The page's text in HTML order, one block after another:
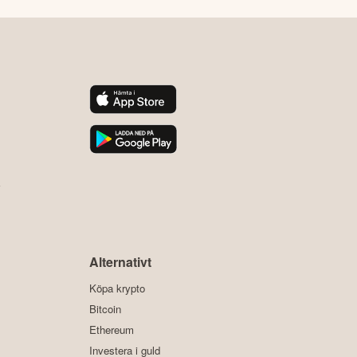
Alternativt
Köpa krypto
Bitcoin
Ethereum
Investera i guld